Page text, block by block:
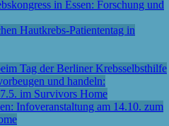
in Essen: Forschung und
Hautkrebs-Patiententag in
Tag der Berliner Krebsselbsthilfe
und handeln:
im Survivors Home
Infoveranstaltung am 14.10. zum